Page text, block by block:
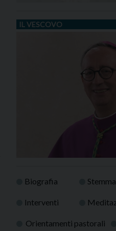
IL VESCOVO
Biografia Stemma
Interventi
Orientamenti pastorali